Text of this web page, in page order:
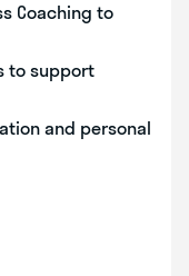
Coaching to
to support
and personal